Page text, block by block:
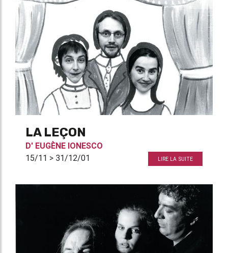
LA LEÇON
D' EUGÈNE IONESCO
15/11 > 31/12/01
LIRE LA SUITE